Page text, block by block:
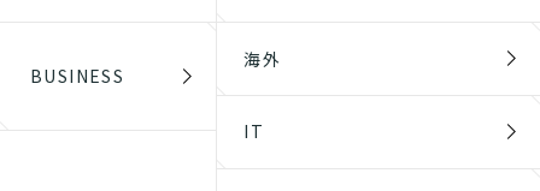
BUSINESS
海外
IT